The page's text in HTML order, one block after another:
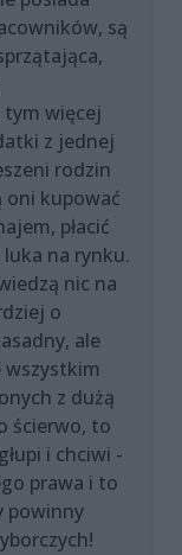
są
więcej
z jednej
rodzin
kupować
płacić
na rynku.
nic na
o
ale
wszystkim
z dużą
ścierwo, to
i chciwi -
prawa i to
powinny